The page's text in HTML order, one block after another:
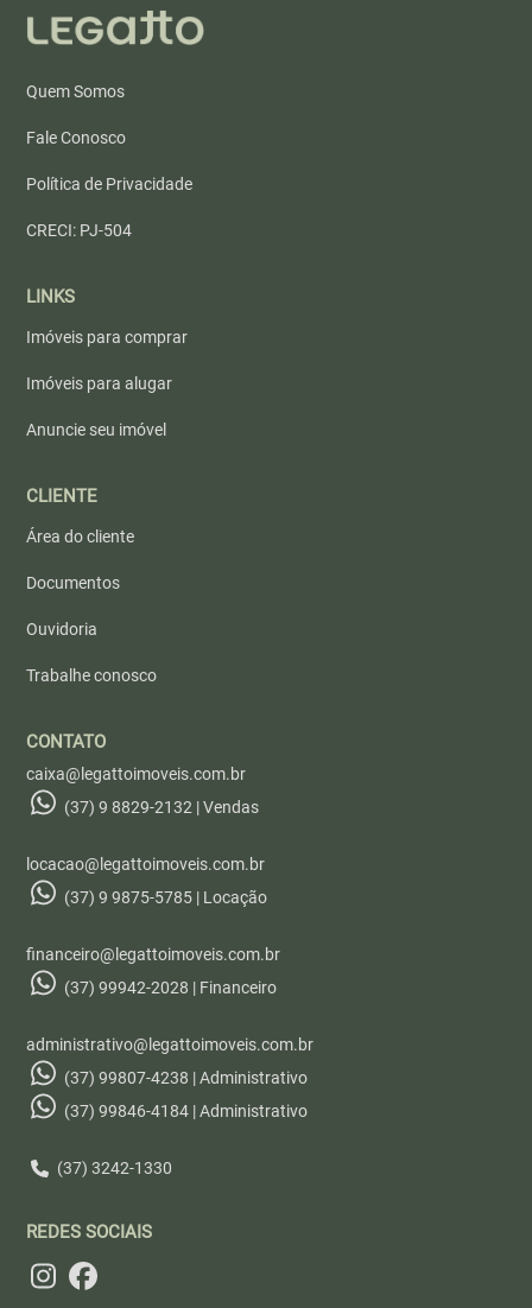
Quem Somos
Fale Conosco
Política de Privacidade
CRECI: PJ-504
LINKS
Imóveis para comprar
Imóveis para alugar
Anuncie seu imóvel
CLIENTE
Área do cliente
Documentos
Ouvidoria
Trabalhe conosco
CONTATO
caixa@legattoimoveis.com.br
(37) 9 8829-2132 | Vendas
locacao@legattoimoveis.com.br
(37) 9 9875-5785 | Locação
financeiro@legattoimoveis.com.br
(37) 99942-2028 | Financeiro
administrativo@legattoimoveis.com.br
(37) 99807-4238 | Administrativo
(37) 99846-4184 | Administrativo
(37) 3242-1330
REDES SOCIAIS